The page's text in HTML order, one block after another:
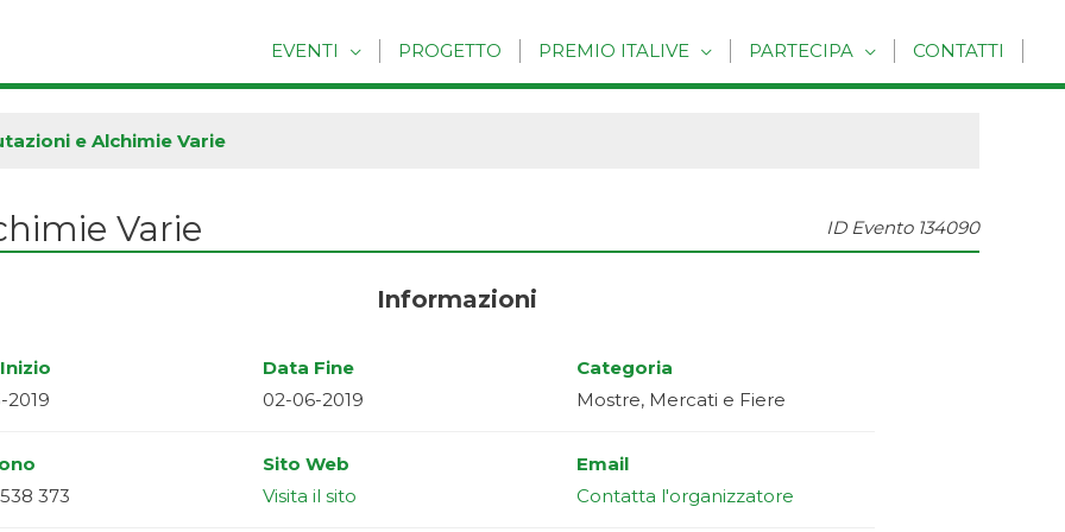
EVENTI PROGETTO PREMIO ITALIVE PARTECIPA CONTATTI
e Alchimie Varie
Varie ID Evento 134090
Informazioni
2019
Data Fine
02-06-2019
Categoria
Mostre, Mercati e Fiere
373
Sito Web
Visita il sito
Email
Contatta l'organizzatore